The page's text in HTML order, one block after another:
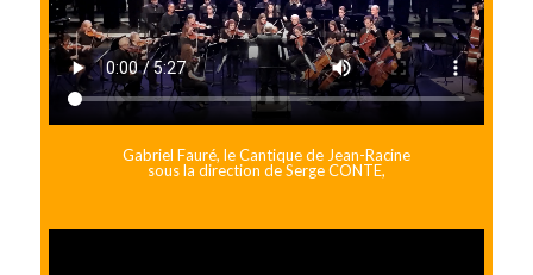
Gabriel Fauré, le Cantique de Jean-Racine
sous la direction de Serge CONTE,